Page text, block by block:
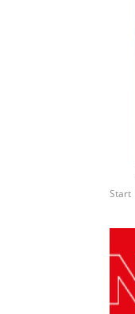
Start